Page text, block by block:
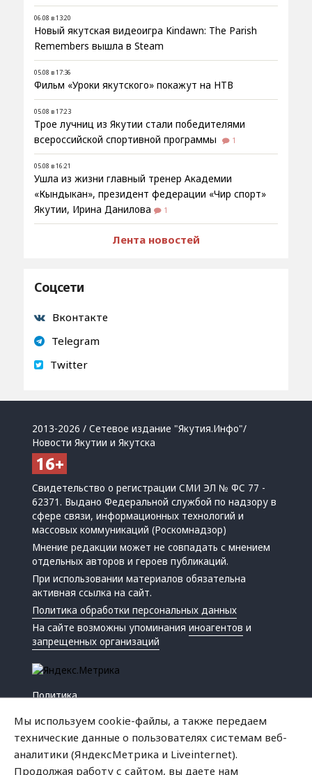
06.08 в 13:20
Новый якутская видеоигра Kindawn: The Parish
Remembers вышла в Steam
05.08 в 17:36
Фильм «Уроки якутского» покажут на НТВ
05.08 в 17:23
Трое лучниц из Якутии стали победителями
всероссийской спортивной программы
1
05.08 в 16:21
Ушла из жизни главный тренер Академии
«Кындыкан», президент федерации «Чир спорт»
Якутии, Ирина Данилова
1
Лента новостей
Соцсети
Вконтакте
Telegram
Twitter
2013-2026 / Сетевое издание "Якутия.Инфо"/
Новости Якутии и Якутска
Свидетельство о регистрации СМИ ЭЛ № ФС 77 -
62371. Выдано Федеральной службой по надзору в
сфере связи, информационных технологий и
массовых коммуникаций (Роскомнадзор)
Мнение редакции может не совпадать с мнением
отдельных авторов и героев публикаций.
При использовании материалов обязательна
активная ссылка на сайт.
Политика обработки персональных данных
На сайте возможны упоминанияиноагентов и
запрещенных организаций
Политика
Мы используем cookie-файлы, а также передаем
технические данные о пользователях системам веб-
аналитики (ЯндексМетрика и Liveinternet).
Продолжая работу с сайтом, вы даете нам